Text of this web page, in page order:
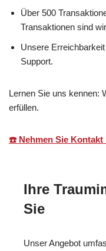
Über 500
Transaktionen sind
Unsere
Support.
Lernen Sie uns kennen:
erfüllen.
☎️ Nehmen Sie Kontakt
Ihre
Sie
Unser Angebot